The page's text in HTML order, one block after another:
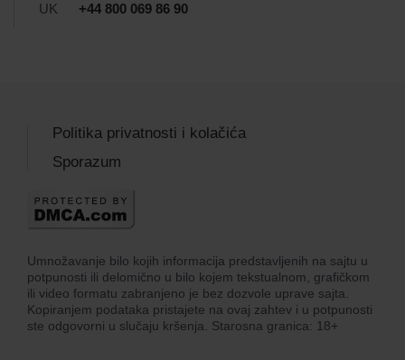
UK
+44 800 069 86 90
Umnožavanje bilo kojih informacija predstavljenih na sajtu u
potpunosti ili delomično u bilo kojem tekstualnom, grafičkom
ili video formatu zabranjeno je bez dozvole uprave sajta.
Kopiranjem podataka pristajete na ovaj zahtev i u potpunosti
ste odgovorni u slučaju kršenja. Starosna granica: 18+
Politika privatnosti i kolačića
Sporazum